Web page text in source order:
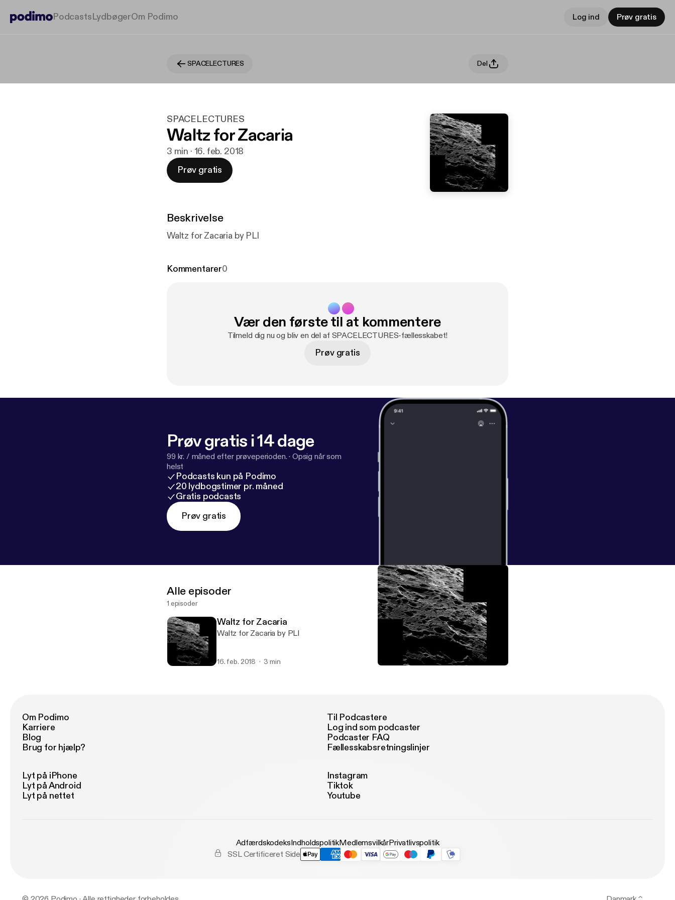
PodcastsLydbøgerOm Podimo Log ind Prøv gratis
SPACELECTURES Del
SPACELECTURES
Waltz for Zacaria
3 min · 16. feb. 2018
Prøv gratis
Beskrivelse
Waltz for Zacaria by PLI
Kommentarer0
Vær den første til at kommentere
Tilmeld dig nu og bliv en del af SPACELECTURES-fællesskabet!
Prøv gratis
Prøv gratis i 14 dage
99 kr. / måned efter prøveperioden. · Opsig når som
helst
Podcasts kun på Podimo
20 lydbogstimer pr. måned
Gratis podcasts
Prøv gratis
Alle episoder
1 episoder
Waltz for Zacaria
Waltz for Zacaria by PLI
16. feb. 2018 3 min
Om Podimo
Karriere
Blog
Brug for hjælp?
Til Podcastere
Log ind som podcaster
Podcaster FAQ
Fællesskabsretningslinjer
Lyt på iPhone
Lyt på Android
Lyt på nettet
Instagram
Tiktok
Youtube
AdfærdskodeksIndholdspolitikMedlemsvilkårPrivatlivspolitik
SSL Certificeret Side